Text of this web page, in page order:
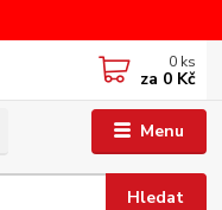
Menu
Hledat
0 ks
za 0 Kč